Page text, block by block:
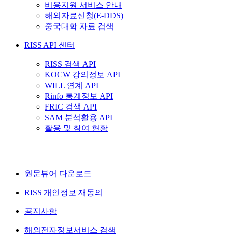
비용지원 서비스 안내
해외자료신청(E-DDS)
중국대학 자료 검색
RISS API 센터
RISS 검색 API
KOCW 강의정보 API
WILL 연계 API
Rinfo 통계정보 API
FRIC 검색 API
SAM 분석활용 API
활용 및 참여 현황
원문뷰어 다운로드
RISS 개인정보 재동의
공지사항
해외전자정보서비스 검색